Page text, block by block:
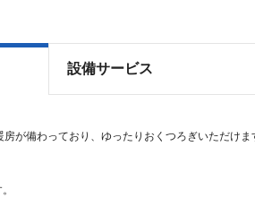
設備サービス
が備わっており、ゆったりおくつろぎいただけ